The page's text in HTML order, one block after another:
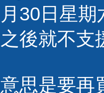
月30日星期
之後就不支
意思是要再